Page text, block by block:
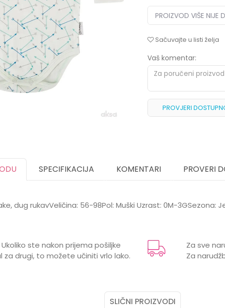
PROIZVOD VIŠE NIJE
Sačuvajte u listi želja
Vaš komentar:
PROVJERI
SPECIFIKACIJA KOMENTARI PROVERI
dug rukavVeličina: 56-98Pol: Muški Uzrast: 0M-3GSezona:
godina, 1,5 godina, 2 godine, 3 godine, 3 mjeseci, 6
ste nakon prijema pošiljke
drugi, to možete učiniti vrlo lako.
Za sve
Za
SLIČNI PROIZVODI